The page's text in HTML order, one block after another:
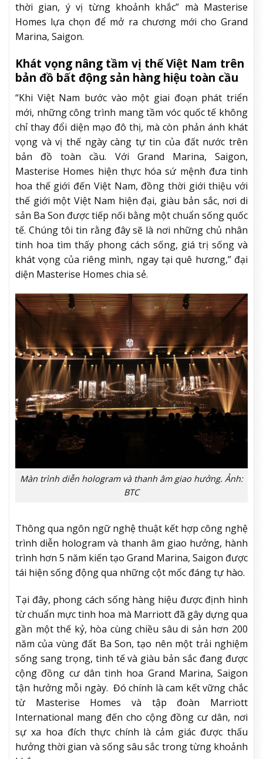
thời gian, ý vị từng khoảnh khắc” mà Masterise
Homes lựa chọn để mở ra chương mới cho Grand
Marina, Saigon.
Khát vọng nâng tầm vị thế Việt Nam trên
bản đồ bất động sản hàng hiệu toàn cầu
“Khi Việt Nam bước vào một giai đoạn phát triển
mới, những công trình mang tầm vóc quốc tế không
chỉ thay đổi diện mạo đô thị, mà còn phản ánh khát
vọng và vị thế ngày càng tự tin của đất nước trên
bản đồ toàn cầu. Với Grand Marina, Saigon,
Masterise Homes hiện thực hóa sứ mệnh đưa tinh
hoa thế giới đến Việt Nam, đồng thời giới thiệu với
thế giới một Việt Nam hiện đại, giàu bản sắc, nơi di
sản Ba Son được tiếp nối bằng một chuẩn sống quốc
tế. Chúng tôi tin rằng đây sẽ là nơi những chủ nhân
tinh hoa tìm thấy phong cách sống, giá trị sống và
khát vọng của riêng mình, ngay tại quê hương,” đại
diện Masterise Homes chia sẻ.
Màn trình diễn hologram và thanh âm giao hưởng. Ảnh:
BTC
Thông qua ngôn ngữ nghệ thuật kết hợp công nghệ
trình diễn hologram và thanh âm giao hưởng, hành
trình hơn 5 năm kiến tạo Grand Marina, Saigon được
tái hiện sống động qua những cột mốc đáng tự hào.
Tại đây, phong cách sống hàng hiệu được định hình
từ chuẩn mực tinh hoa mà Marriott đã gây dựng qua
gần một thế kỷ, hòa cùng chiều sâu di sản hơn 200
năm của vùng đất Ba Son, tạo nên một trải nghiệm
sống sang trọng, tinh tế và giàu bản sắc đang được
cộng đồng cư dân tinh hoa Grand Marina, Saigon
tận hưởng mỗi ngày. Đó chính là cam kết vững chắc
từ Masterise Homes và tập đoàn Marriott
International mang đến cho cộng đồng cư dân, nơi
sự xa hoa đích thực chính là cảm giác được thấu
hưởng thời gian và sống sâu sắc trong từng khoảnh